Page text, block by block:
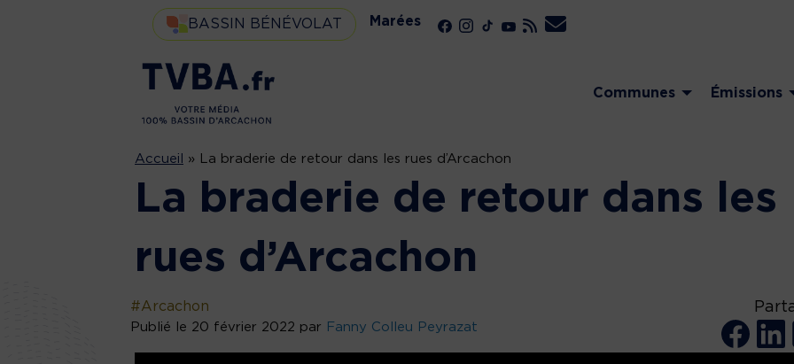
BASSIN BÉNÉVOLAT Marées
Communes Émissions
Accueil » La braderie de retour dans les rues d’Arcachon
La braderie de retour dans les
rues d’Arcachon
#Arcachon
Publié le 20 février 2022 par Fanny Colleu Peyrazat